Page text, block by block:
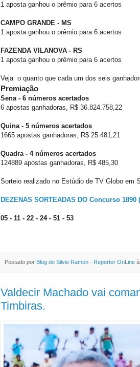
1 aposta ganhou o prêmio para 6 acertos
CAMPO GRANDE - MS
1 aposta ganhou o prêmio para 6 acertos
FAZENDA VILANOVA - RS
1 aposta ganhou o prêmio para 6 acertos
Veja o quanto que cada um dos seis
Premiação
Sena - 6 números acertados
6 apostas ganhadoras, R$ 36.824.758,22
Quina - 5 números acertados
1665 apostas ganhadoras, R$ 25.481,21
Quadra - 4 números acertados
124889 apostas ganhadoras, R$ 485,30
Sorteio realizado no Estúdio de TV Globo em
DEZENAS SORTEADAS DO Concurso 1890
05 - 11 - 22 - 24 - 51 - 53
Postado por Blog do Silvio Ramon - Reporter OnLine
Valdecir Machado vai
Timbiras.